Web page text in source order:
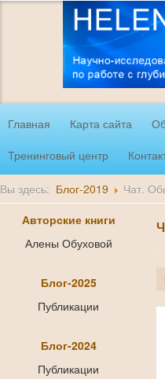
Главная Карта сайта
Тренинговый центр
Вы здесь: Блог-2019
Чат.
Авторские книги
Алены Обуховой
Блог-2025
Публикации
Блог-2024
Публикации